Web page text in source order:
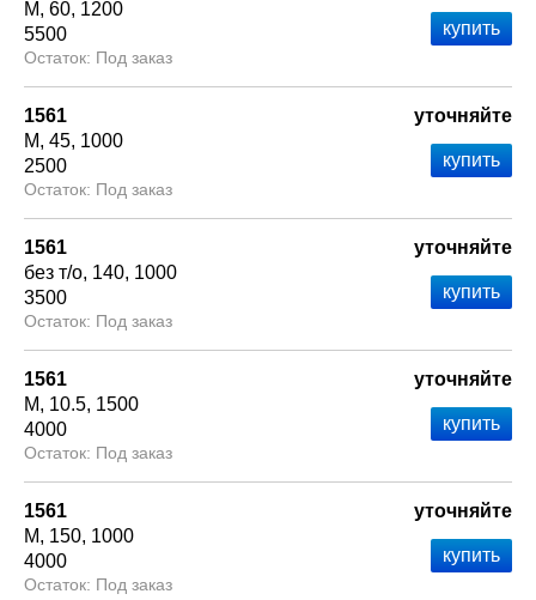
М 60 1200
5500
Под заказ
1561
М 45 1000
2500
Под заказ
уточняйте
1561
без т/о 140 1000
3500
Под заказ
уточняйте
1561
М
10.5 1500
4000
Под заказ
уточняйте
1561
М
150 1000
4000
Под заказ
уточняйте